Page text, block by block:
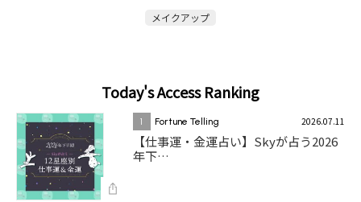
メイクアップ
Today's Access Ranking
1 Fortune Telling 2026.07.11
【仕事運・金運占い】Skyが占う2026
年下…